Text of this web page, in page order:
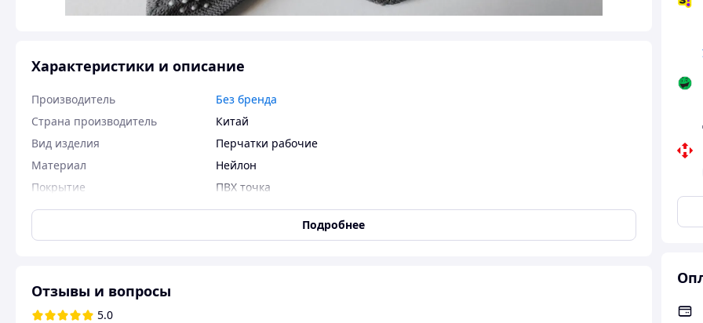
Характеристики и описание
Производитель
Без бренда
Страна производитель
Китай
Вид изделия
Перчатки рабочие
Материал
Нейлон
Покрытие
ПВХ точка
Размер
Универсальный
Перчатки рабочие для сада нейлоновые с микроточкой 12 пар/упаковка ПВХ
Подробнее
Отзывы и вопросы
5.0